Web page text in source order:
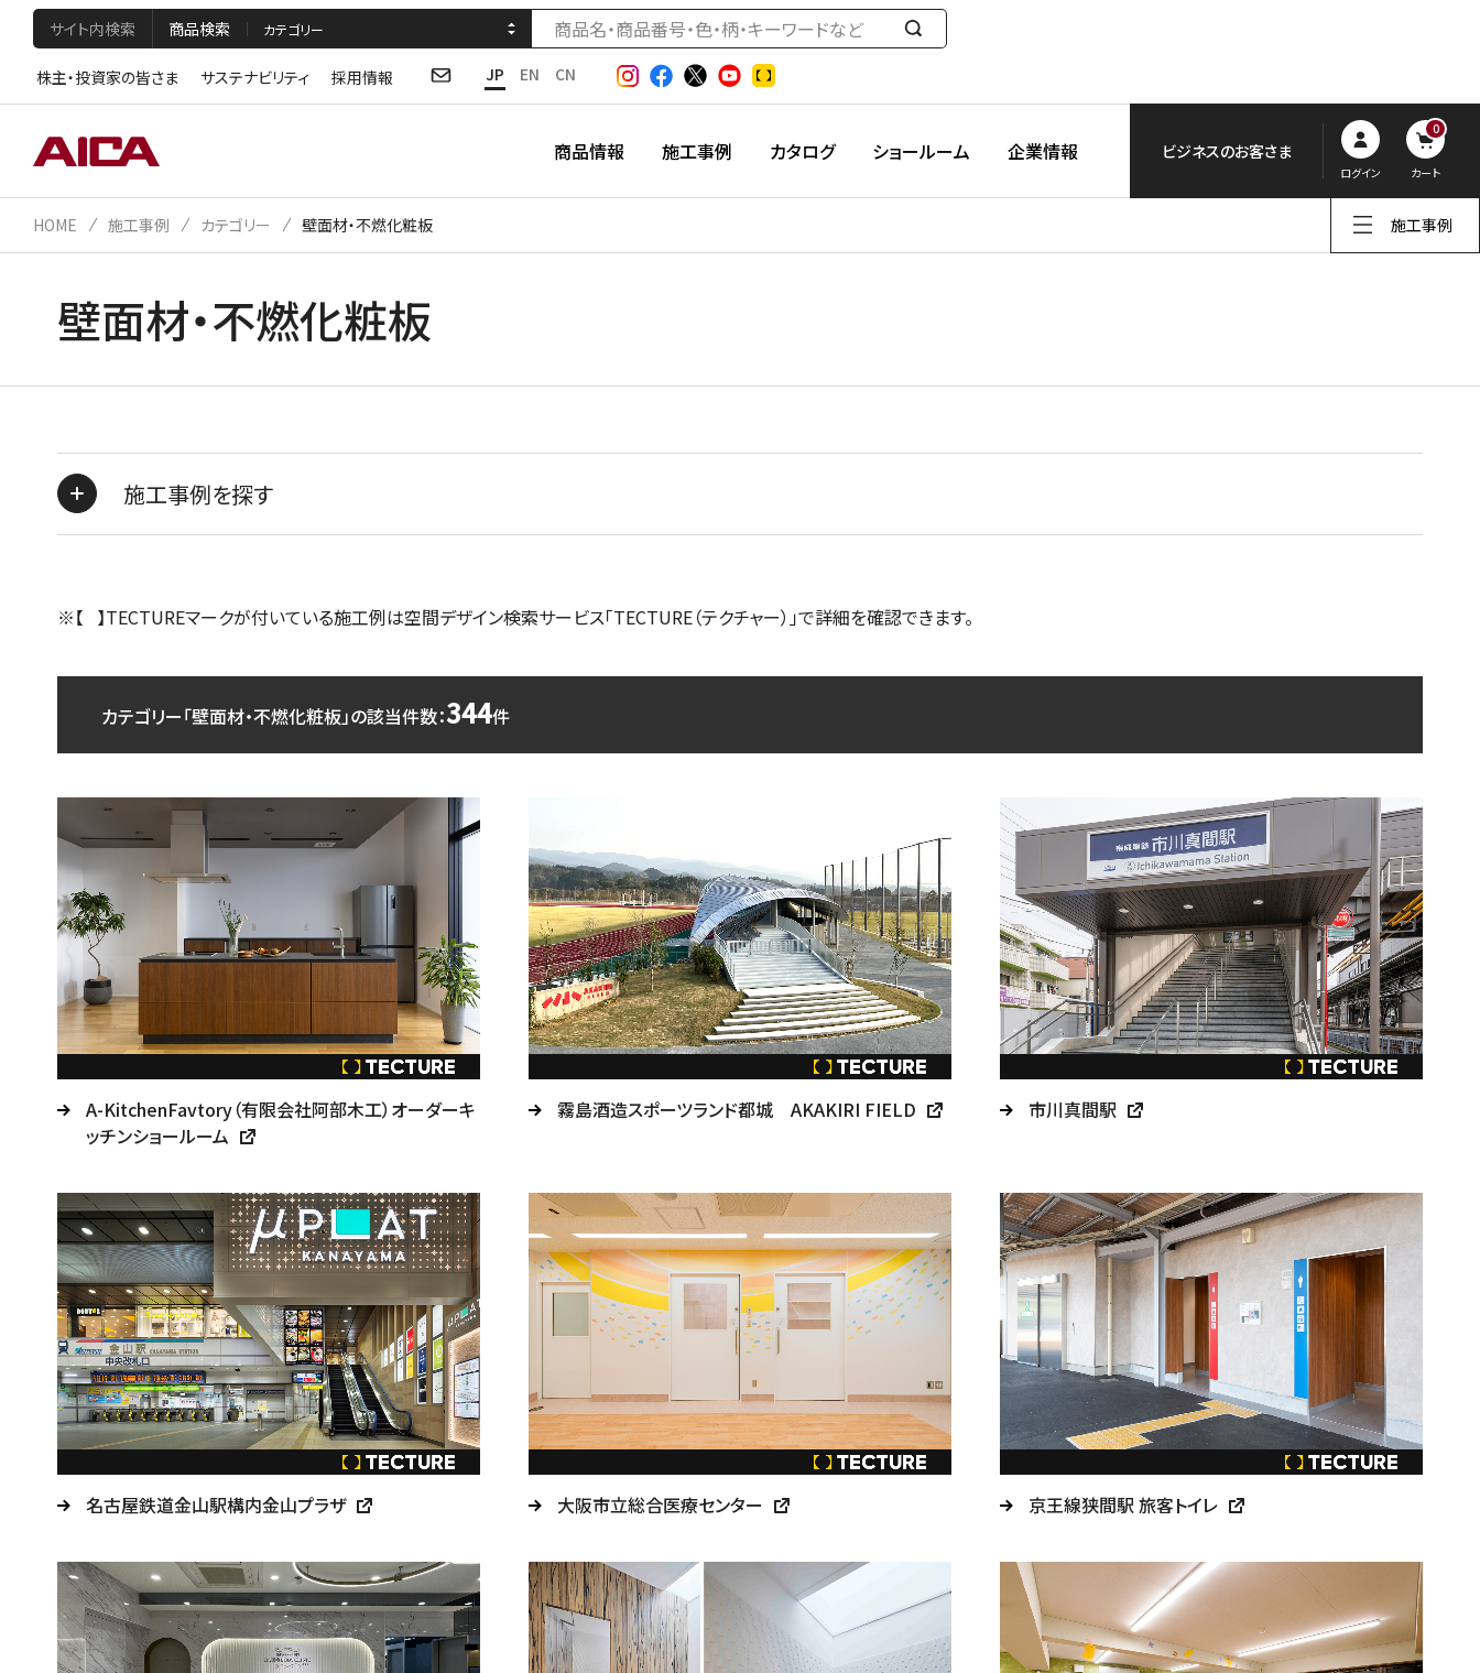
サイト内検索 商品検索
検
す
株主・投資家の皆さま サステナビリティ 採用情報 JP EN CN
商品情報 施工事例 カタログ ショールーム 企業情報 ビジネスのお客さま
ログイン
0
カート
施工事例
HOME 施工事例 カテゴリー 壁面材・不燃化粧板
壁面材・不燃化粧板
施工事例を探す
※【 】TECTUREマークが付いている施工例は空間デザイン検索サービス「TECTURE（テクチャー）」で詳細を確認できます。
カテゴリー「壁面材・不燃化粧板」の該当件数：344件
A-KitchenFavtory（有限会社阿部木工）オーダーキ
ッチンショールーム
霧島酒造スポーツランド都城 AKAKIRI FIELD 市川真間駅
名古屋鉄道金山駅構内金山プラザ 大阪市立総合医療センター 京王線狭間駅 旅客トイレ